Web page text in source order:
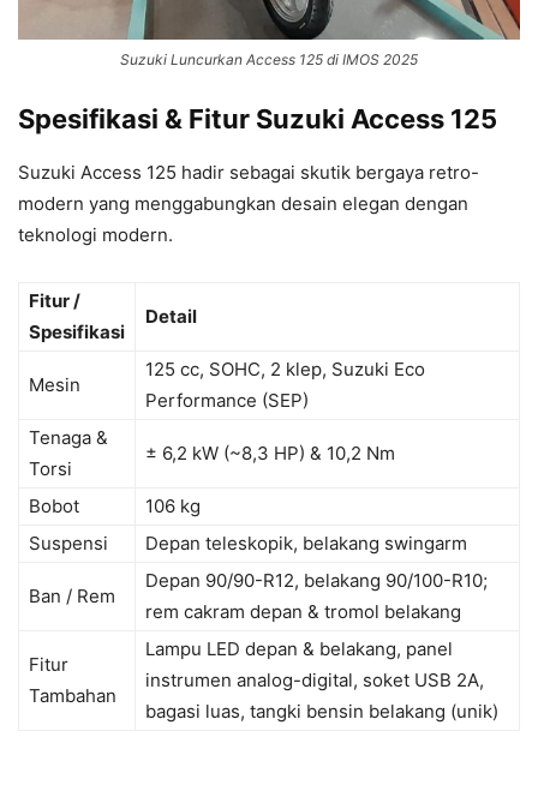
Suzuki Luncurkan Access 125 di IMOS 2025
Spesifikasi & Fitur Suzuki Access 125
Suzuki Access 125 hadir sebagai skutik bergaya retro-
modern yang menggabungkan desain elegan dengan
teknologi modern.
Fitur /
Spesifikasi
Detail
Mesin
125 cc, SOHC, 2 klep, Suzuki Eco
Performance (SEP)
Tenaga &
Torsi
± 6,2 kW (~8,3 HP) & 10,2 Nm
Bobot
106 kg
Suspensi
Depan teleskopik, belakang swingarm
Ban / Rem
Depan 90/90-R12, belakang 90/100-R10;
rem cakram depan & tromol belakang
Fitur
Tambahan
Lampu LED depan & belakang, panel
instrumen analog-digital, soket USB 2A,
bagasi luas, tangki bensin belakang (unik)